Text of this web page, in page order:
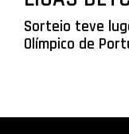
Sorteio teve
Olímpico de